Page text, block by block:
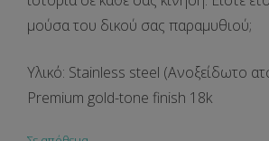
μούσα του δικού σας παραμυθιού;
Υλικό: Stainless steel (Ανοξείδωτο
Premium gold-tone finish 18k